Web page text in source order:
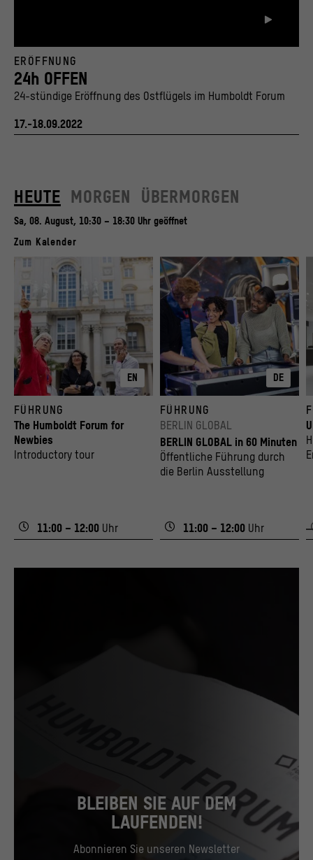
ERÖFFNUNG
24h OFFEN
24-stündige Eröffnung des Ostflügels im Humboldt Forum
17.-18.09.2022
HEUTE MORGEN ÜBERMORGEN
Sa, 08. August, 10:30 – 18:30 Uhr geöffnet
Zum Kalender
EN
FÜHRUNG
The Humboldt Forum for
Newbies
Introductory tour
11:00 – 12:00 Uhr
DE
FÜHRUNG
BERLIN GLOBAL
BERLIN GLOBAL in 60 Minuten
Öffentliche Führung durch
die Berlin Ausstellung
11:00 – 12:00 Uhr
BLEIBEN SIE AUF DEM
LAUFENDEN!
Abonnieren Sie unseren Newsletter